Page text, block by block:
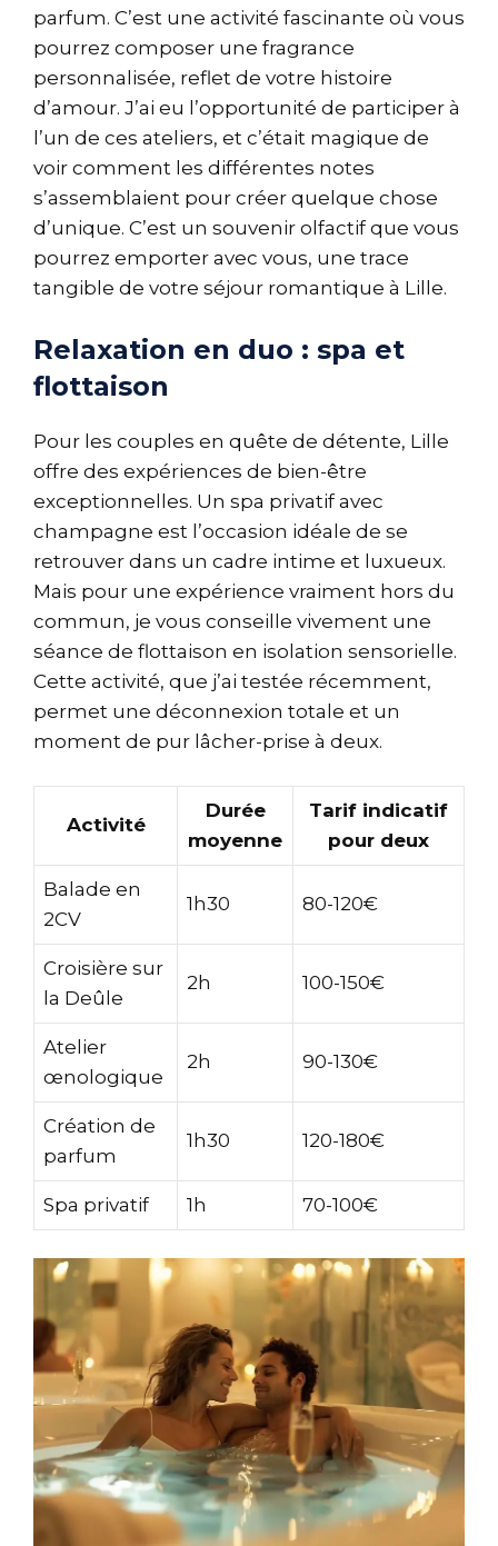
parfum. C’est une activité fascinante où vous
pourrez composer une fragrance
personnalisée, reflet de votre histoire
d’amour. J’ai eu l’opportunité de participer à
l’un de ces ateliers, et c’était magique de
voir comment les différentes notes
s’assemblaient pour créer quelque chose
d’unique. C’est un souvenir olfactif que vous
pourrez emporter avec vous, une trace
tangible de votre séjour romantique à Lille.
Relaxation en duo : spa et
flottaison
Pour les couples en quête de détente, Lille
offre des expériences de bien-être
exceptionnelles. Un spa privatif avec
champagne est l’occasion idéale de se
retrouver dans un cadre intime et luxueux.
Mais pour une expérience vraiment hors du
commun, je vous conseille vivement une
séance de flottaison en isolation sensorielle.
Cette activité, que j’ai testée récemment,
permet une déconnexion totale et un
moment de pur lâcher-prise à deux.
Activité
Durée
moyenne
Tarif indicatif
pour deux
Balade en
2CV
1h30 80-120€
Croisière sur
la Deûle
2h 100-150€
Atelier
œnologique
2h 90-130€
Création de
parfum
1h30 120-180€
Spa privatif 1h 70-100€